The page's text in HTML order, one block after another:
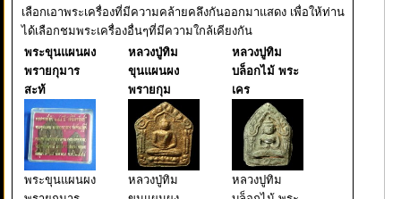
พระยอดนิยม
อีกรุ่นหนึ่งใน
ตระกูล พระ
หลวงพ่อทวด
ว่า ผงเก่าสม
เด็จพุฒาจารย์
โต พรหมรังสี
มหาเถราจาร
ย์ แห่งกร
โสธร พิมพ์
หลังคา
กระเบื้องโบสถ์
ซึ่งหากเราใช้ว
เลือกเอาพระเครื่องที่มีความคล้ายคลึงกันออกมาแสดง เพื่อให้ท่าน
ได้เลือกชมพระเครื่องอื่นๆที่มีความใกล้เคียงกัน
พระขุนแผนผง
พรายกุมาร
สะท้
พระขุนแผนผง
หลวงปู่ทิม
ขุนแผนผง
พรายกุม
หลวงปู่ทิม
หลวงปูทิม
บล็อกไม้ พระ
เคร
หลวงปูทิม